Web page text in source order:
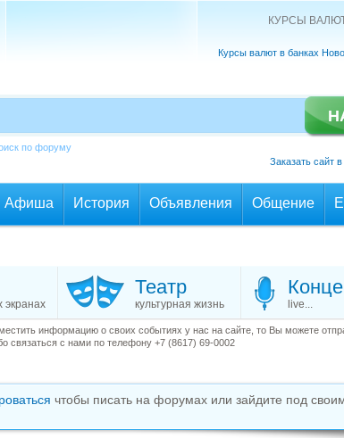
КУРСЫ
Курсы валют в банках
по форуму
Заказать сайт
Афиша История Объявления Общение
экранах
Театр
культурная жизнь live...
информацию о своих событиях у нас на сайте, то Вы можете
связаться с нами по телефону +7 (8617) 69-0002
чтобы писать на форумах или зайдите под